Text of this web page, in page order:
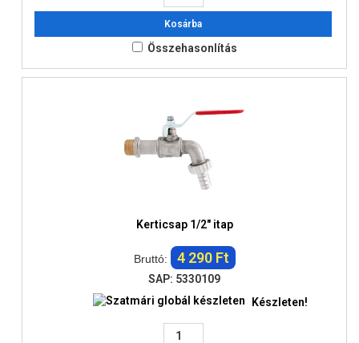
Kosárba
Összehasonlítás
Kerticsap 1/2" itap
Bruttó: 4 290 Ft
SAP: 5330109
Készleten!